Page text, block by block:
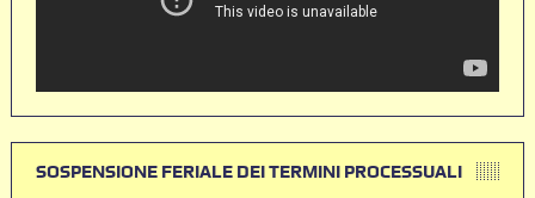
SOSPENSIONE FERIALE DEI TERMINI PROCESSUALI